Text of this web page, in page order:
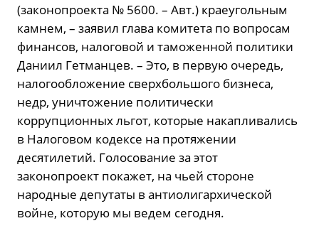
(законопроекта № 5600. – Авт.) краеугольным
камнем, – заявил глава комитета по вопросам
финансов, налоговой и таможенной политики
Даниил Гетманцев. – Это, в первую очередь,
налогообложение сверхбольшого бизнеса,
недр, уничтожение политически
коррупционных льгот, которые накапливались
в Налоговом кодексе на протяжении
десятилетий. Голосование за этот
законопроект покажет, на чьей стороне
народные депутаты в антиолигархической
войне, которую мы ведем сегодня.